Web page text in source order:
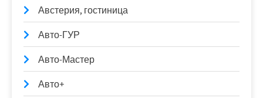
Австерия, гостиница
Авто-ГУР
Авто-Мастер
Авто+